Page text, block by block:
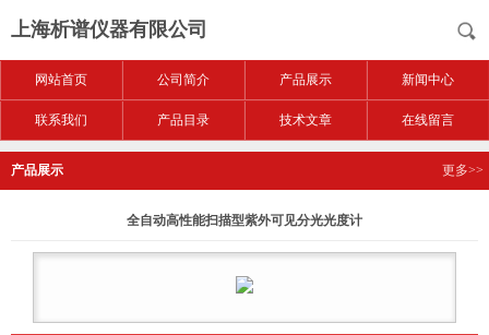
上海析谱仪器有限公司
网站首页 公司简介 产品展示 新闻中心
联系我们 产品目录 技术文章 在线留言
产品展示 更多>>
全自动高性能扫描型紫外可见分光光度计